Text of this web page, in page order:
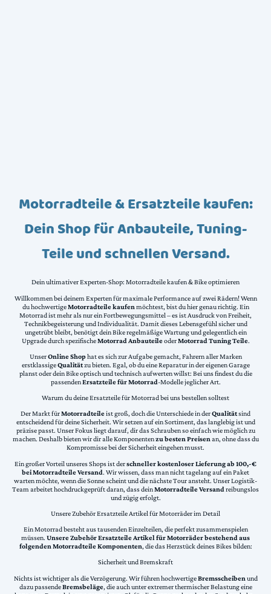
Motorradteile & Ersatzteile kaufen:
Dein Shop für Anbauteile, Tuning-
Teile und schnellen Versand.
Dein ultimativer Experten-Shop: Motorradteile kaufen & Bike optimieren
Willkommen bei deinem Experten für maximale Performance auf zwei Rädern! Wenn
du hochwertigeMotorradteile kaufen möchtest, bist du hier genau richtig. Ein
Motorrad ist mehr als nur ein Fortbewegungsmittel – es ist Ausdruck von Freiheit,
Technikbegeisterung und Individualität. Damit dieses Lebensgefühl sicher und
ungetrübt bleibt, benötigt dein Bike regelmäßige Wartung und gelegentlich ein
Upgrade durch spezifischeMotorrad AnbauteileoderMotorrad Tuning Teile.
UnserOnline Shophat es sich zur Aufgabe gemacht, Fahrern aller Marken
erstklassigeQualitätzu bieten. Egal, ob du eine Reparatur in der eigenen Garage
planst oder dein Bike optisch und technisch aufwerten willst: Bei uns findest du die
passendenErsatzteile für Motorrad-Modelle jeglicher Art.
Warum du deine Ersatzteile für Motorrad bei uns bestellen solltest
Der Markt fürMotorradteileist groß, doch die Unterschiede in derQualitätsind
entscheidend für deine Sicherheit. Wir setzen auf ein Sortiment, das langlebig ist und
präzise passt. Unser Fokus liegt darauf, dir das Schrauben so einfach wie möglich zu
machen. Deshalb bieten wir dir alle Komponentenzu besten Preisenan, ohne dass du
Kompromisse bei der Sicherheit eingehen musst.
Ein großer Vorteil unseres Shops ist derschneller kostenloser Lieferung ab 100,-€
bei Motorradteile Versand. Wir wissen, dass man nicht tagelang auf ein Paket
warten möchte, wenn die Sonne scheint und die nächste Tour ansteht. Unser Logistik-
Team arbeitet hochdruckgeprüft daran, dass deinMotorradteile Versand reibungslos
und zügig erfolgt.
Unsere Zubehör Ersatzteile Artikel für Motorräder im Detail
Ein Motorrad besteht aus tausenden Einzelteilen, die perfekt zusammenspielen
müssen. Unsere Zubehör Ersatzteile Artikel für Motorräder bestehend aus
folgenden Motorradteile Komponenten, die das Herzstück deines Bikes bilden:
Sicherheit und Bremskraft
Nichts ist wichtiger als die Verzögerung. Wir führen hochwertigeBremsscheiben und
dazu passendeBremsbeläge, die auch unter extremer thermischer Belastung eine